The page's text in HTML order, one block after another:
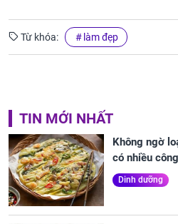
Từ khóa: làm đẹp
TIN MỚI NHẤT
Không ngờ
có nhiều
Dinh dưỡng